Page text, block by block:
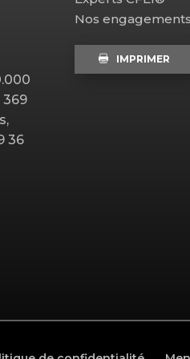
369
36
Nos engagements
IMPRIMER